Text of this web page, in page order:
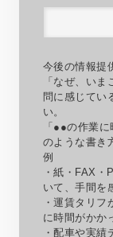
今後の情報提
「なぜ、い
問に感じてい
い。
「●●の作業
のような書き
例
・紙・ FAX ・
いて、手間を
・運賃タリフ
に時間がかか
・配車や実